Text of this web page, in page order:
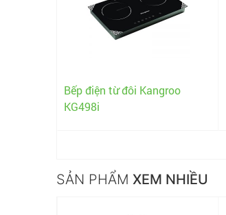
Bếp điện từ đôi Kangroo
KG498i
SẢN PHẨM XEM NHIỀU